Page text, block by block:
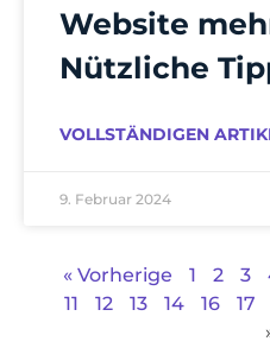
Website
Nützliche
VOLLSTÄNDIGEN
9. Februar 2024
« Vorherige 1 2 3
11
12 13 14 16 17